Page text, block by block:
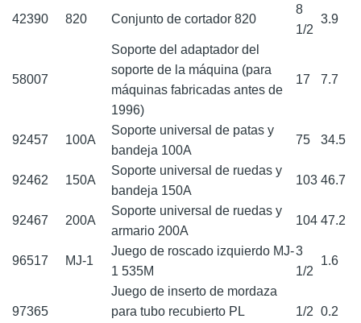
42390 820 Conjunto de cortador 820
8
1/2
3.9
58007
Soporte del adaptador del
soporte de la máquina (para
máquinas fabricadas antes de
1996)
17 7.7
92457 100A
Soporte universal de patas y
bandeja 100A
75 34.5
92462 150A
Soporte universal de ruedas y
bandeja 150A
103 46.7
92467 200A
Soporte universal de ruedas y
armario 200A
104 47.2
96517 MJ-1
Juego de roscado izquierdo MJ-
1 535M
3
1/2
1.6
97365
Juego de inserto de mordaza
para tubo recubierto PL
1/2 0.2